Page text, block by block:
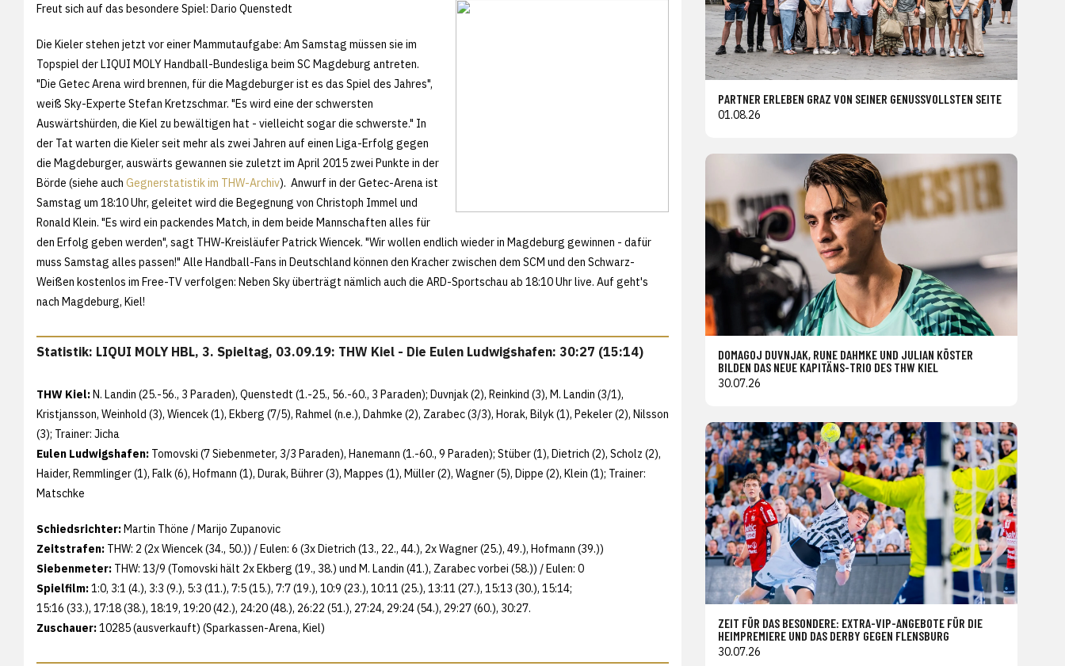
Freut sich auf das besondere Spiel: Dario Quenstedt
Die Kieler stehen jetzt vor einer Mammutaufgabe: Am Samstag müssen sie im
Topspiel der LIQUI MOLY Handball-Bundesliga beim SC Magdeburg antreten.
"Die Getec Arena wird brennen, für die Magdeburger ist es das Spiel des Jahres",
weiß Sky-Experte Stefan Kretzschmar. "Es wird eine der schwersten
Auswärtshürden, die Kiel zu bewältigen hat - vielleicht sogar die schwerste." In
der Tat warten die Kieler seit mehr als zwei Jahren auf einen Liga-Erfolg gegen
die Magdeburger, auswärts gewannen sie zuletzt im April 2015 zwei Punkte in der
Börde (siehe auch Gegnerstatistik im THW-Archiv). Anwurf in der Getec-Arena ist
Samstag um 18:10 Uhr, geleitet wird die Begegnung von Christoph Immel und
Ronald Klein. "Es wird ein packendes Match, in dem beide Mannschaften alles für
den Erfolg geben werden", sagt THW-Kreisläufer Patrick Wiencek. "Wir wollen endlich wieder in Magdeburg gewinnen - dafür
muss Samstag alles passen!" Alle Handball-Fans in Deutschland können den Kracher zwischen dem SCM und den Schwarz-
Weißen kostenlos im Free-TV verfolgen: Neben Sky überträgt nämlich auch die ARD-Sportschau ab 18:10 Uhr live. Auf geht's
nach Magdeburg, Kiel!
Statistik: LIQUI MOLY HBL, 3. Spieltag, 03.09.19: THW Kiel - Die Eulen Ludwigshafen: 30:27 (15:14)
THW Kiel:N. Landin (25.-56., 3 Paraden), Quenstedt (1.-25., 56.-60., 3 Paraden); Duvnjak (2), Reinkind (3), M. Landin (3/1),
Kristjansson, Weinhold (3), Wiencek (1), Ekberg (7/5), Rahmel (n.e.), Dahmke (2), Zarabec (3/3), Horak, Bilyk (1), Pekeler (2), Nilsson
(3); Trainer: Jicha
Eulen Ludwigshafen: Tomovski (7 Siebenmeter, 3/3 Paraden), Hanemann (1.-60., 9 Paraden); Stüber (1), Dietrich (2), Scholz (2),
Haider, Remmlinger (1), Falk (6), Hofmann (1), Durak, Bührer (3), Mappes (1), Müller (2), Wagner (5), Dippe (2), Klein (1); Trainer:
Matschke
Schiedsrichter:Martin Thöne / Marijo Zupanovic
Zeitstrafen: THW: 2 (2x Wiencek (34., 50.)) / Eulen: 6 (3x Dietrich (13., 22., 44.), 2x Wagner (25.), 49.), Hofmann (39.))
Siebenmeter: THW: 13/9 (Tomovski hält 2x Ekberg (19., 38.) und M. Landin (41.), Zarabec vorbei (58.)) / Eulen: 0
Spielfilm:1:0, 3:1 (4.), 3:3 (9.), 5:3 (11.), 7:5 (15.), 7:7 (19.), 10:9 (23.), 10:11 (25.), 13:11 (27.), 15:13 (30.), 15:14;
15:16 (33.), 17:18 (38.), 18:19, 19:20 (42.), 24:20 (48.), 26:22 (51.), 27:24, 29:24 (54.), 29:27 (60.), 30:27.
Zuschauer:10285 (ausverkauft) (Sparkassen-Arena, Kiel)
PARTNER ERLEBEN GRAZ VON SEINER GENUSSVOLLSTEN SEITE
01.08.26
DOMAGOJ DUVNJAK, RUNE DAHMKE UND JULIAN KÖSTER
BILDEN DAS NEUE KAPITÄNS-TRIO DES THW KIEL
30.07.26
ZEIT FÜR DAS BESONDERE: EXTRA-VIP-ANGEBOTE FÜR DIE
HEIMPREMIERE UND DAS DERBY GEGEN FLENSBURG
30.07.26